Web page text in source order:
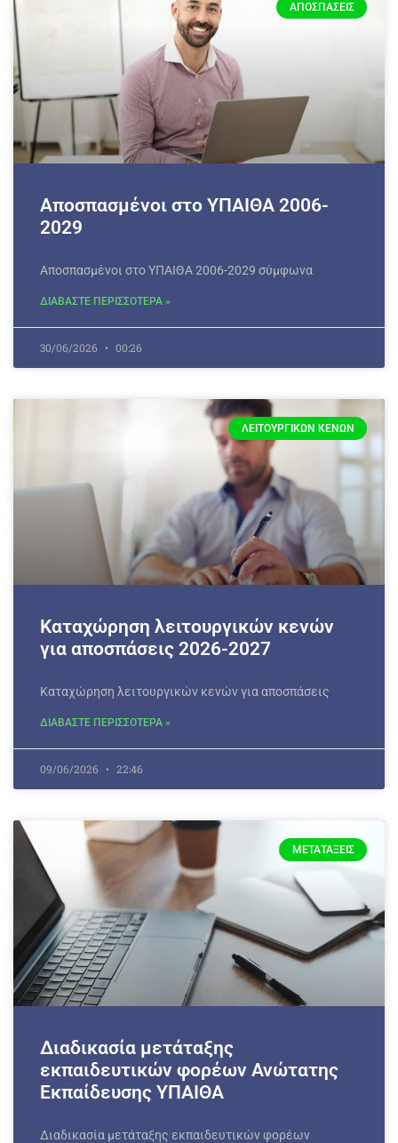
ΑΠΟΣΠΆΣΕΙΣ
Αποσπασμένοι στο ΥΠΑΙΘΑ 2006-
2029
Αποσπασμένοι στο ΥΠΑΙΘΑ 2006-2029 σύμφωνα
ΔΙΑΒΑΣΤΕ ΠΕΡΙΣΣΟΤΕΡΑ »
30/06/2026 00:26
ΛΕΙΤΟΥΡΓΙΚΏΝ ΚΕΝΏΝ
Καταχώρηση λειτουργικών κενών
για αποσπάσεις 2026-2027
Καταχώρηση λειτουργικών κενών για αποσπάσεις
ΔΙΑΒΑΣΤΕ ΠΕΡΙΣΣΟΤΕΡΑ »
09/06/2026 22:46
ΜΕΤΑΤΆΞΕΙΣ
Διαδικασία μετάταξης
εκπαιδευτικών φορέων Ανώτατης
Εκπαίδευσης ΥΠΑΙΘΑ
Διαδικασία μετάταξης εκπαιδευτικών φορέων